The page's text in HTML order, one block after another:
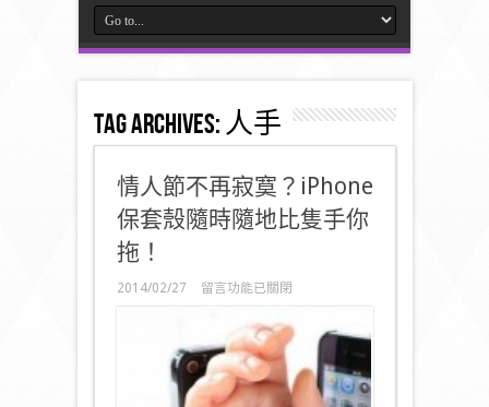
Tag Archives:人手
情人節不再寂寞？iPhone
保套殼隨時隨地比隻手你
拖！
2014/02/27
在
節
不
再
寂
留言功能已關閉